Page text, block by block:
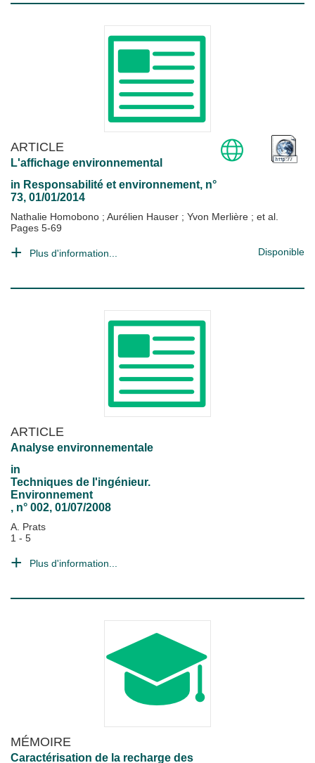
ARTICLE
L'affichage environnemental
in Responsabilité et environnement, n°
73, 01/01/2014
Nathalie Homobono ; Aurélien Hauser ; Yvon Merlière ; et al.
Pages 5-69
Plus d'information... Disponible
ARTICLE
Analyse environnementale
in
Techniques de l'ingénieur.
Environnement
, n° 002, 01/07/2008
A. Prats
1 - 5
Plus d'information...
MÉMOIRE
Caractérisation de la recharge des